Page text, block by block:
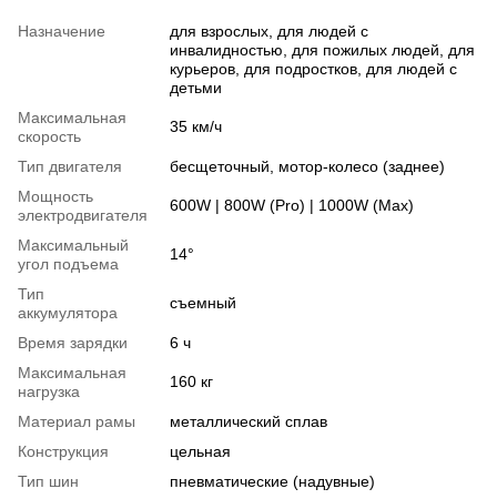
Назначение
для взрослых, для людей с
инвалидностью, для пожилых людей, для
курьеров, для подростков, для людей с
детьми
Максимальная
скорость
35 км/ч
Тип двигателя
бесщеточный, мотор-колесо (заднее)
Мощность
электродвигателя
600W | 800W (Pro) | 1000W (Max)
Максимальный
угол подъема
14°
Тип
аккумулятора
съемный
Время зарядки
6 ч
Максимальная
нагрузка
160 кг
Материал рамы
металлический сплав
Конструкция
цельная
Тип шин
пневматические (надувные)